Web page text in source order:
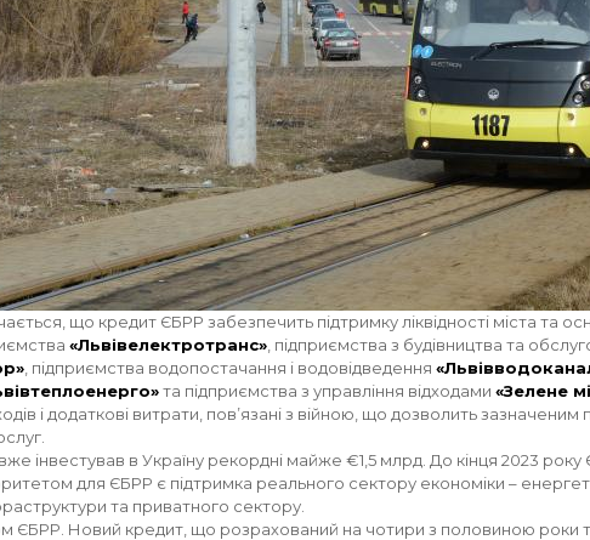
що кредит ЄБРР забезпечить підтримку ліквідності міста та
«Львівелектротранс» , підприємства з будівництва та
, підприємства водопостачання і водовідведення
та підприємства з управління відходами «Зелене
і додаткові витрати, пов’язані з війною, що дозволить
інвестував в Україну рекордні майже €1,5 млрд. До кінця 2023 року
для ЄБРР є підтримка реального сектору економіки –
та приватного сектору.
ЄБРР. Новий кредит, що розрахований на чотири з половиною роки